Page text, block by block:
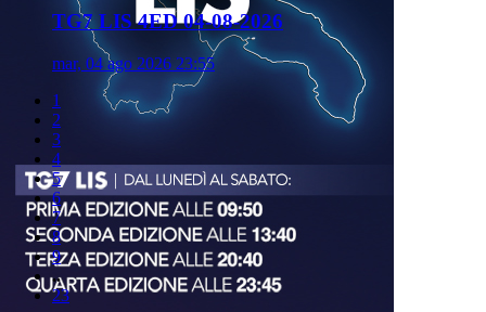
TG7 LIS 4ED 04-08-2026
mar, 04 ago 2026 23:55
1
2
3
4
5
6
7
8
9
..
23